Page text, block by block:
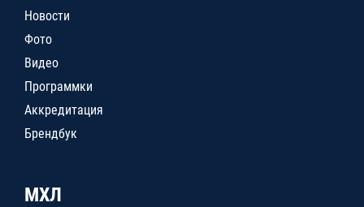
Новости
Фото
Видео
Программки
Аккредитация
Брендбук
МХЛ